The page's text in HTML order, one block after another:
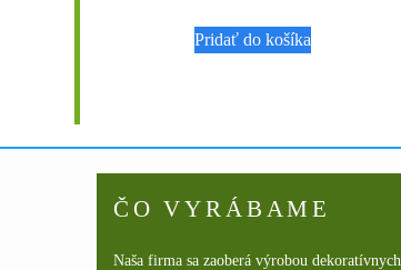
Pridať do košíka
ČO VYRÁBAME
Naša firma sa zaoberá výrobou dekoratívnych